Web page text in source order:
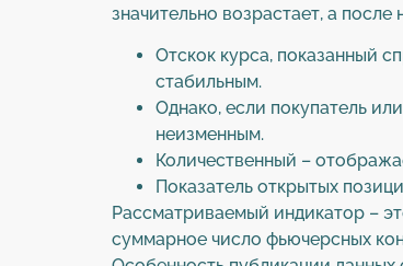
значительно возрастает, а
Отскок курса, показанный
стабильным.
Однако, если покупатель
неизменным.
Количественный –
Показатель открытых
Рассматриваемый индикатор –
суммарное число фьючерсных